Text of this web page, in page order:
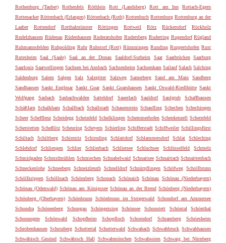
Rothenburg (Tauber)
Rothenfels Röthlein Rott (Landsberg) Rott am Inn
Rottach-Egern
Rottenacker Röttenbach (Erlangen) Röttenbach (Roth) Rottenbuch Rottenburg Rottenburg an der
Laaber
Rottendorf Rotthalmünster Röttingen Rottweil Rötz Rückersdorf
Rückholz
Rudelzhausen Rüdenau Rüdenhausen Ruderatshofen Rudersberg Ruderting Rugendorf Rügland
Ruhmannsfelden Ruhpolding Ruhr Ruhstorf (Rott) Rümmingen Runding Ruppertshofen Rust
Rutesheim
Saal (Saale) Saal an der Donau Saaldorf-Surheim Saar Saarbrücken
Saarburg
Saarlouis Saarwellingen Sachsen bei Ansbach Sachsenheim Sachsenkam Sailauf Salach Salching
Saldenburg
Salem Salgen Salz Salzgitter Salzweg Samerberg Sand am Main
Sandberg
Sandhausen Sankt Englmar Sankt Goar Sankt Goarshausen Sankt Oswald-Riedlhütte Sankt
Wolfgang
Sasbach Sasbachwalden Satteldorf Sauerlach Sauldorf Saulgrub
Schaffhausen
Schäftlarn Schalkham Schallbach Schallstadt Schauenstein Schaufling Schechen Schechingen
Scheer Schefflenz Scheidegg Scheinfeld Schelklingen Schemmerhofen Schenkenzell Schernfeld
Scherstetten Scheßlitz Scheuring Scheyern Schierling Schifferstadt Schiffweiler Schillingsfürst
Schiltach
Schiltberg Schirmitz Schirnding Schlaitdorf Schlammersdorf Schlat
Schleching
Schlehdorf
Schliengen Schlier Schlierbach Schliersee Schluchsee Schlüsselfeld
Schmelz
Schmidgaden Schmidmühlen Schmiechen Schnabelwaid Schnaitsee Schnaittach Schnaittenbach
Schneckenlohe Schneeberg Schneizlreuth Schnelldorf Schnürpflingen Schöfweg Schollbrunn
Schöllkrippen Schöllnach Schömberg Schonach Schönaich Schönau Schönau (Niederbayern)
Schönau (Odenwald) Schönau am Königssee Schönau an der Brend Schönberg (Niederbayern)
Schönberg (Oberbayern) Schönbrunn Schönbrunn im Steigerwald Schondorf am Ammersee
Schondra
Schönenberg Schongau Schöngeising Schönsee Schonstett Schöntal
Schönthal
Schonungen
Schönwald Schopfheim Schopfloch Schorndorf Schramberg
Schriesheim
Schrobenhausen Schrozberg Schuttertal Schutterwald Schwabach Schwabbruck Schwabhausen
Schwäbisch Gmünd Schwäbisch Hall Schwabmünchen Schwabsoien Schwaig bei Nürnberg